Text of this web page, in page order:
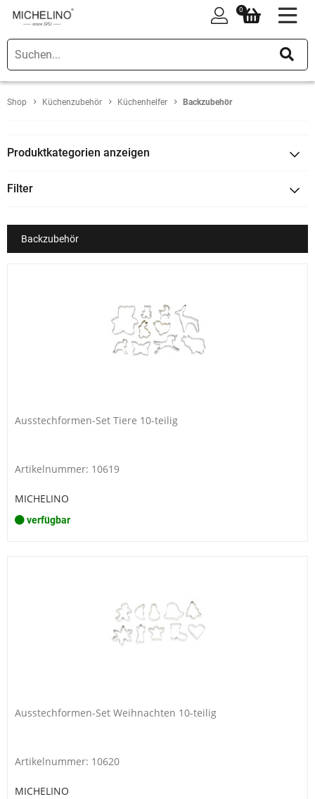
0
0
Shop Küchenzubehör Küchenhelfer Backzubehör
Produktkategorien anzeigen
Filter
Backzubehör
Ausstechformen-Set Tiere 10-teilig
Artikelnummer: 10619
MICHELINO
verfügbar
Ausstechformen-Set Weihnachten 10-teilig
Artikelnummer: 10620
MICHELINO